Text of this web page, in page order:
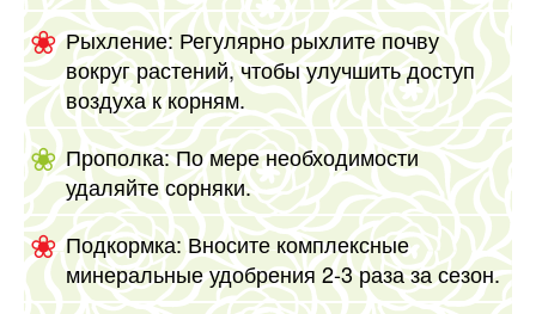
Рыхление: Регулярно рыхлите почву
вокруг растений, чтобы улучшить доступ
воздуха к корням.
Прополка: По мере необходимости
удаляйте сорняки.
Подкормка: Вносите комплексные
минеральные удобрения 2-3 раза за сезон.